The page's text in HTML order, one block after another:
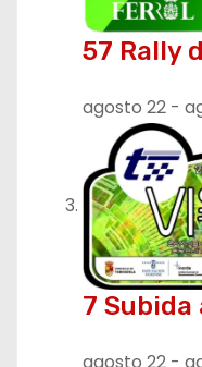
57 Rally
agosto 22 -
7 Subida
agosto 22 -